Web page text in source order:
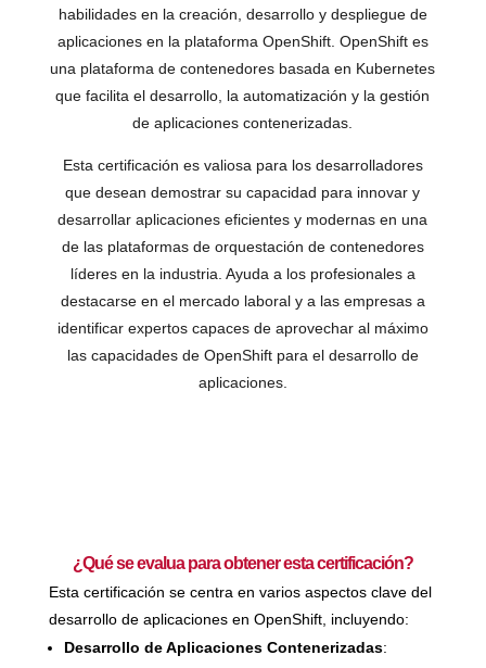
habilidades en la creación, desarrollo y despliegue de
aplicaciones en la plataforma OpenShift. OpenShift es
una plataforma de contenedores basada en Kubernetes
que facilita el desarrollo, la automatización y la gestión
de aplicaciones contenerizadas.
Esta certificación es valiosa para los desarrolladores
que desean demostrar su capacidad para innovar y
desarrollar aplicaciones eficientes y modernas en una
de las plataformas de orquestación de contenedores
líderes en la industria. Ayuda a los profesionales a
destacarse en el mercado laboral y a las empresas a
identificar expertos capaces de aprovechar al máximo
las capacidades de OpenShift para el desarrollo de
aplicaciones.
¿Qué se evalua para obtener esta certificación?
Esta certificación se centra en varios aspectos clave del
desarrollo de aplicaciones en OpenShift, incluyendo:
Desarrollo de Aplicaciones Contenerizadas: